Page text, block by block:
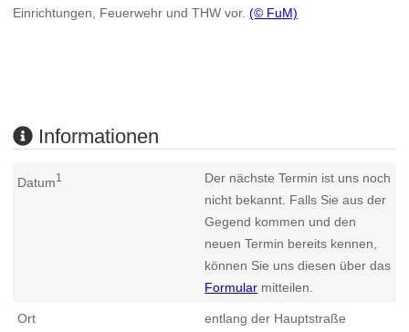
Einrichtungen, Feuerwehr und THW vor.(© FuM)
Informationen
Datum1
Der nächste Termin ist uns noch
nicht bekannt. Falls Sie aus der
Gegend kommen und den
neuen Termin bereits kennen,
können Sie uns diesen über das
Formular mitteilen.
Ort
entlang der Hauptstraße